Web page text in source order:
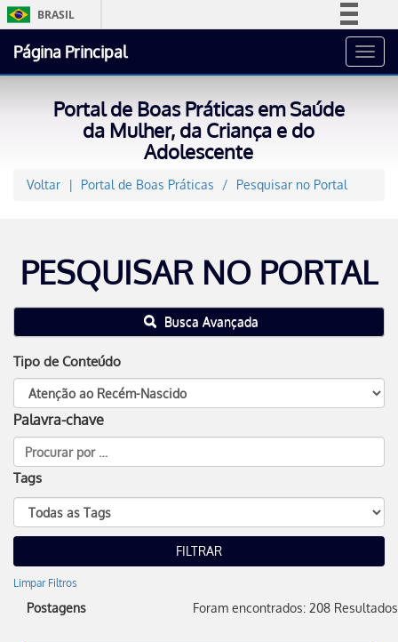
BRASIL
Acesso à informação
Canais
Página Principal
Portal de Boas Práticas em Saúde
da Mulher, da Criança e do
Adolescente
Voltar Portal de Boas Práticas Pesquisar no Portal
PESQUISAR NO PORTAL
Busca Avançada
Tipo de Conteúdo
Palavra-chave
Tags
Limpar Filtros
Postagens Foram encontrados: 208 Resultados